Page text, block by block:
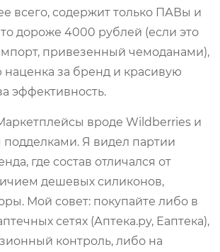
всего, содержит только ПАВы и
дороже 4000 рублей (если это
привезенный чемоданами),
наценка за бренд и красивую
эффективность.
вроде Wildberries и
подделками. Я видел партии
где состав отличался от
дешевых силиконов,
Мой совет: покупайте либо в
сетях (Аптека.ру, Еаптека),
контроль, либо на